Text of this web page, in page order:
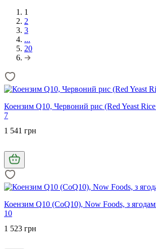
1
2
3
...
20
Коензим Q10, Червоний рис (Red Yeast
7
1 541 грн
Коензим Q10 (CoQ10), Now Foods, з
10
1 523 грн